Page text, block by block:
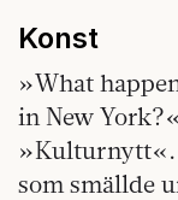
Konst
»What
in New
»Kulturnytt«.
som smällde